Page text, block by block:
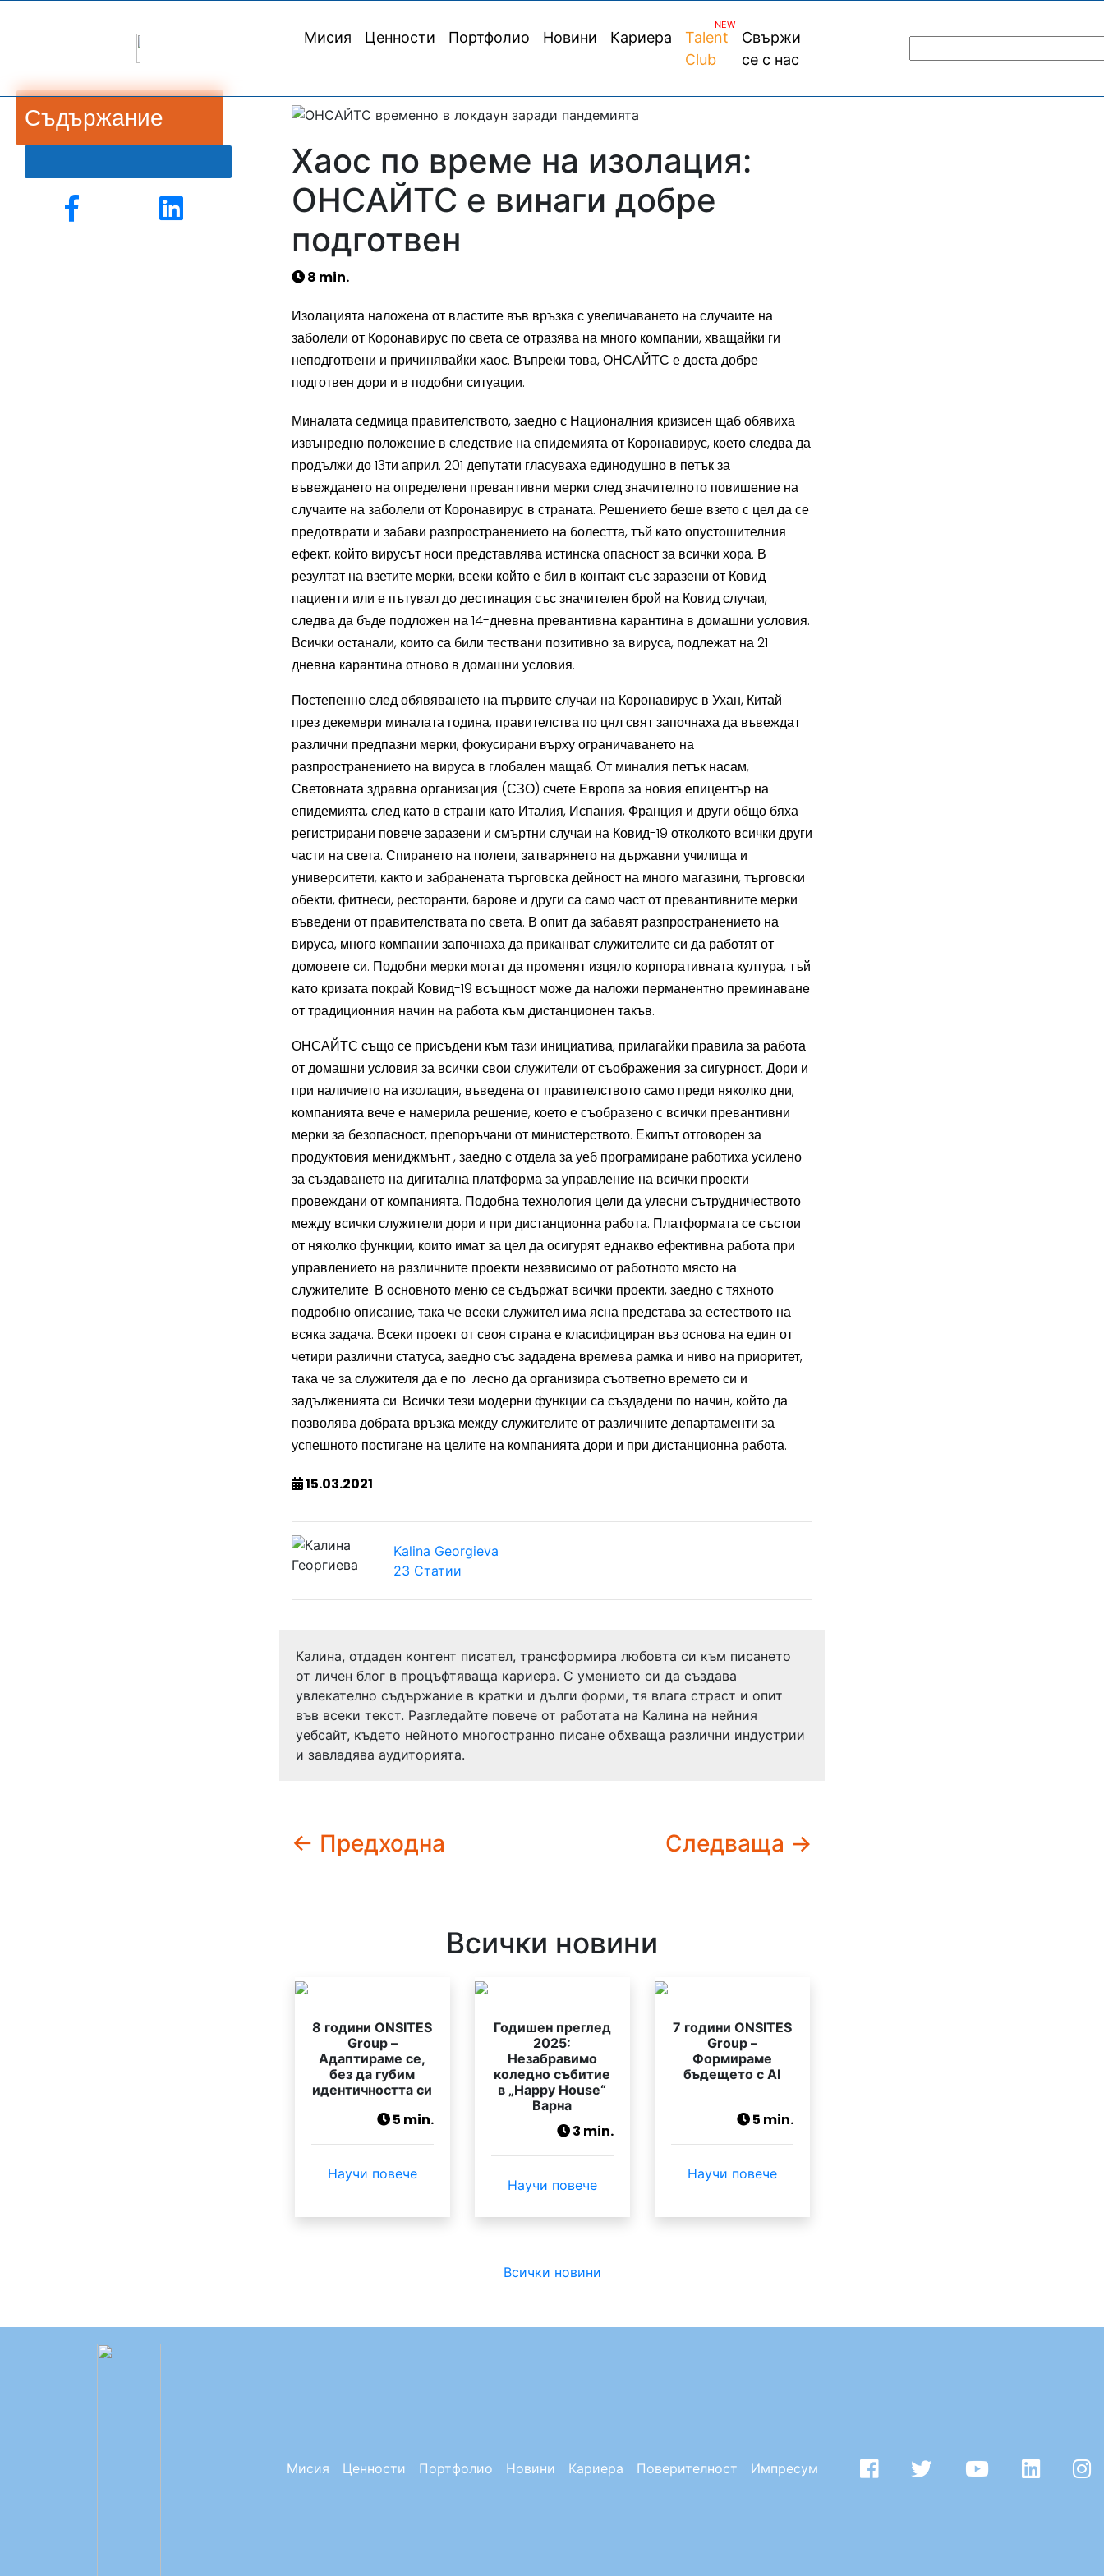
Мисия Ценности Портфолио Новини Кариера
Talent
Club
NEW
Свържи
се с нас
Съдържание
Хаос по време на изолация:
ОНСАЙТС е винаги добре
подготвен
8 min.
Изолацията наложена от властите във връзка с увеличаването на случаите на
заболели от Коронавирус по света се отразява на много компании, хващайки ги
неподготвени и причинявайки хаос. Въпреки това, ОНСАЙТС е доста добре
подготвен дори и в подобни ситуации.
Миналата седмица правителството, заедно с Националния кризисен щаб обявиха
извънредно положение в следствие на епидемията от Коронавирус, което следва да
продължи до 13ти април. 201 депутати гласуваха единодушно в петък за
въвеждането на определени превантивни мерки след значителното повишение на
случаите на заболели от Коронавирус в страната. Решението беше взето с цел да се
предотврати и забави разпространението на болестта, тъй като опустошителния
ефект, който вирусът носи представлява истинска опасност за всички хора. В
резултат на взетите мерки, всеки който е бил в контакт със заразени от Ковид
пациенти или е пътувал до дестинация със значителен брой на Ковид случаи,
следва да бъде подложен на 14-дневна превантивна карантина в домашни условия.
Всички останали, които са били тествани позитивно за вируса, подлежат на 21-
дневна карантина отново в домашни условия.
Постепенно след обявяването на първите случаи на Коронавирус в Ухан, Китай
през декември миналата година, правителства по цял свят започнаха да въвеждат
различни предпазни мерки, фокусирани върху ограничаването на
разпространението на вируса в глобален мащаб. От миналия петък насам,
Световната здравна организация (СЗО) счете Европа за новия епицентър на
епидемията, след като в страни като Италия, Испания, Франция и други общо бяха
регистрирани повече заразени и смъртни случаи на Ковид-19 отколкото всички други
части на света. Спирането на полети, затварянето на държавни училища и
университети, както и забранената търговска дейност на много магазини, търговски
обекти, фитнеси, ресторанти, барове и други са само част от превантивните мерки
въведени от правителствата по света. В опит да забавят разпространението на
вируса, много компании започнаха да приканват служителите си да работят от
домовете си. Подобни мерки могат да променят изцяло корпоративната култура, тъй
като кризата покрай Ковид-19 всъщност може да наложи перманентно преминаване
от традиционния начин на работа към дистанционен такъв.
ОНСАЙТС също се присъдени към тази инициатива, прилагайки правила за работа
от домашни условия за всички свои служители от съображения за сигурност. Дори и
при наличието на изолация, въведена от правителството само преди няколко дни,
компанията вече е намерила решение, което е съобразено с всички превантивни
мерки за безопасност, препоръчани от министерството. Екипът отговорен за
продуктовия мениджмънт , заедно с отдела за уеб програмиране работиха усилено
за създаването на дигитална платформа за управление на всички проекти
провеждани от компанията. Подобна технология цели да улесни сътрудничеството
между всички служители дори и при дистанционна работа. Платформата се състои
от няколко функции, които имат за цел да осигурят еднакво ефективна работа при
управлението на различните проекти независимо от работното място на
служителите. В основното меню се съдържат всички проекти, заедно с тяхното
подробно описание, така че всеки служител има ясна представа за естеството на
всяка задача. Всеки проект от своя страна е класифициран въз основа на един от
четири различни статуса, заедно със зададена времева рамка и ниво на приоритет,
така че за служителя да е по-лесно да организира съответно времето си и
задълженията си. Всички тези модерни функции са създадени по начин, който да
позволява добрата връзка между служителите от различните департаменти за
успешното постигане на целите на компанията дори и при дистанционна работа.
15.03.2021
Kalina Georgieva
23 Статии
Калина, отдаден контент писател, трансформира любовта си към писането
от личен блог в процъфтяваща кариера. С умението си да създава
увлекателно съдържание в кратки и дълги форми, тя влага страст и опит
във всеки текст. Разгледайте повече от работата на Калина на нейния
уебсайт, където нейното многостранно писане обхваща различни индустрии
и завладява аудиторията.
← Предходна Следваща →
Всички новини
8 години ONSITES
Group –
Адаптираме се,
без да губим
идентичността си
5 min.
Научи повече
Годишен преглед
2025:
Незабравимо
коледно събитие
в „Happy House“
Варна
3 min.
Научи повече
7 години ONSITES
Group –
Формираме
бъдещето с AI
5 min.
Научи повече
Всички новини
Мисия Ценности Портфолио Новини Кариера Поверителност Импресум